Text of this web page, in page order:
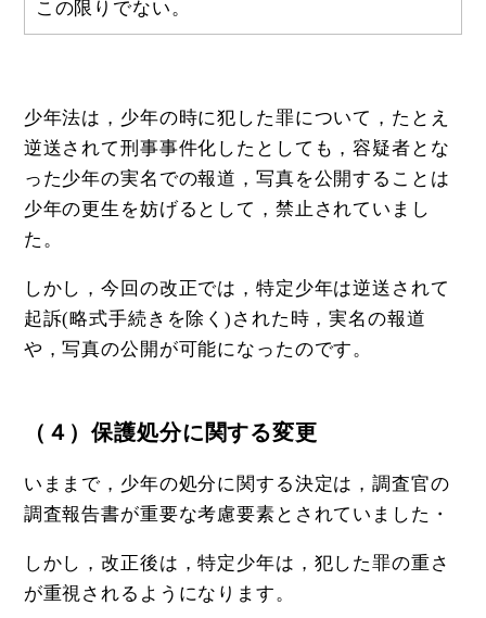
この限りでない。
少年法は，少年の時に犯した罪について，たとえ
逆送されて刑事事件化したとしても，容疑者とな
った少年の実名での報道，写真を公開することは
少年の更生を妨げるとして，禁止されていまし
た。
しかし，今回の改正では，特定少年は逆送されて
起訴(略式手続きを除く)された時，実名の報道
や，写真の公開が可能になったのです。
（４）保護処分に関する変更
いままで，少年の処分に関する決定は，調査官の
調査報告書が重要な考慮要素とされていました・
しかし，改正後は，特定少年は，犯した罪の重さ
が重視されるようになります。